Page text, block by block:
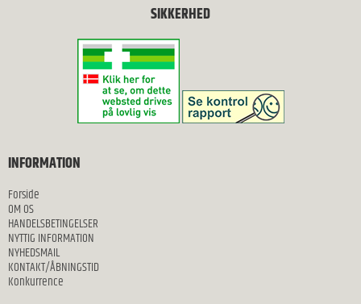
SIKKERHED
INFORMATION
Forside
OM OS
HANDELSBETINGELSER
NYTTIG INFORMATION
NYHEDSMAIL
KONTAKT/ÅBNINGSTID
Konkurrence